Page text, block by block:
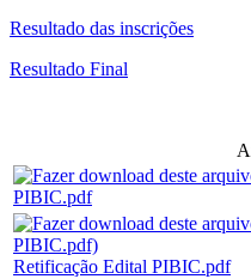
Resultado das inscrições
Resultado Final
PIBIC.pdf
Retificação Edital PIBIC.pdf